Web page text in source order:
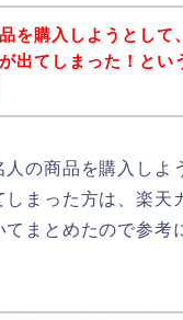
を購入しようとして
出てしまった！とい
人の商品を購入しよ
しまった方は、楽天
まとめたので参考